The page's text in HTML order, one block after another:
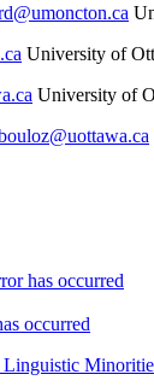
University of
University of
has occurred
occurred